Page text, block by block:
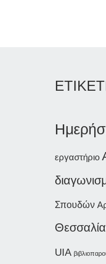
εργαστήριο
Σπουδών
UIA